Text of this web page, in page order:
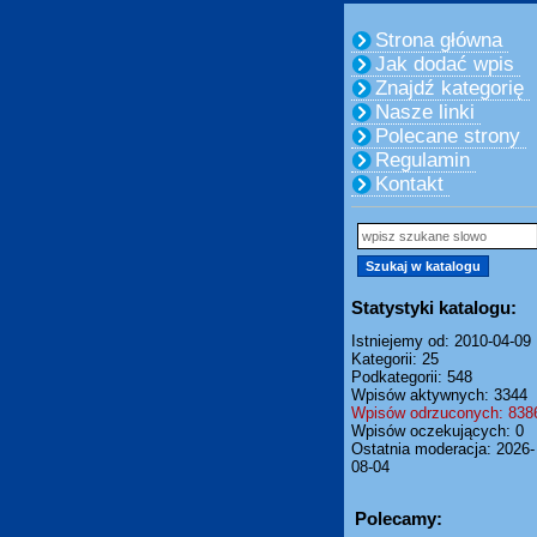
Strona główna
Jak dodać wpis
Znajdź kategorię
Nasze linki
Polecane strony
Regulamin
Kontakt
Statystyki katalogu:
Istniejemy od: 2010-04-09
Kategorii: 25
Podkategorii: 548
Wpisów aktywnych: 3344
Wpisów odrzuconych:
Wpisów oczekujących: 0
Ostatnia moderacja: 2026-
08-04
Polecamy: